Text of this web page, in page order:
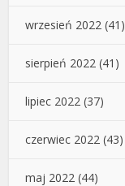
wrzesień 2022 (41)
sierpień 2022 (41)
lipiec 2022 (37)
czerwiec 2022 (43)
maj 2022 (44)